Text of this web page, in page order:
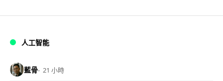
人工智能
藍骨 21 小時